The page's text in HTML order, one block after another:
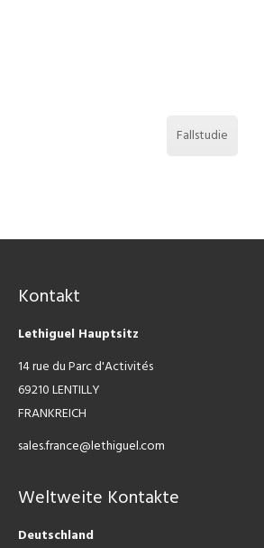
Fallstudie
Kontakt
Lethiguel Hauptsitz
14 rue du Parc d'Activités
69210 LENTILLY
FRANKREICH
sales.france@lethiguel.com
Weltweite Kontakte
Deutschland